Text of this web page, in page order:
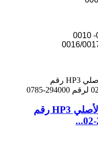
المضخة المناسبة: 097300- 0010
مكبس مضخة الوقود الأصلي HP3 رقم